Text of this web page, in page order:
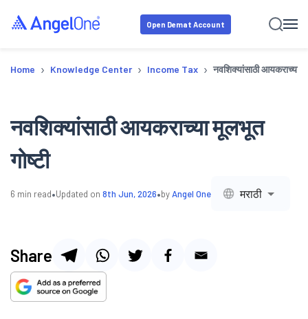
Open Demat Account
Home › Knowledge Center › Income Tax › नवशिक्यांसाठी आयकराच्या
नवशिक्यांसाठी आयकराच्या मूलभूत
गोष्टी
6 min read•Updated on 8th Jun, 2026•byAngel One मराठी
Share